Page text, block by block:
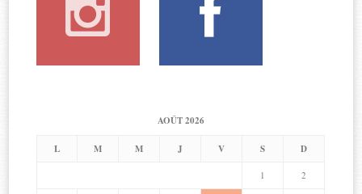
AOÛT 2026
L M M J V S D
1 2